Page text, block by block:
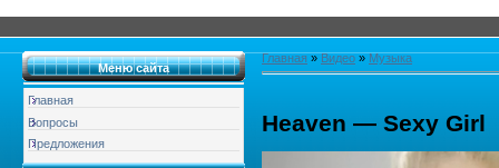
Меню сайта
Главная
Вопросы
Предложения
Главная » Видео » Музыка
Heaven — Sexy Girl